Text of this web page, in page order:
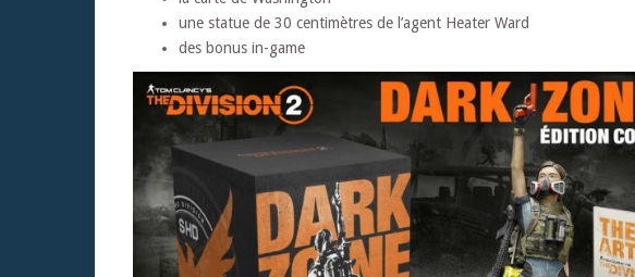
une statue de 30 centimètres de l’agent Heater Ward
des bonus in-game